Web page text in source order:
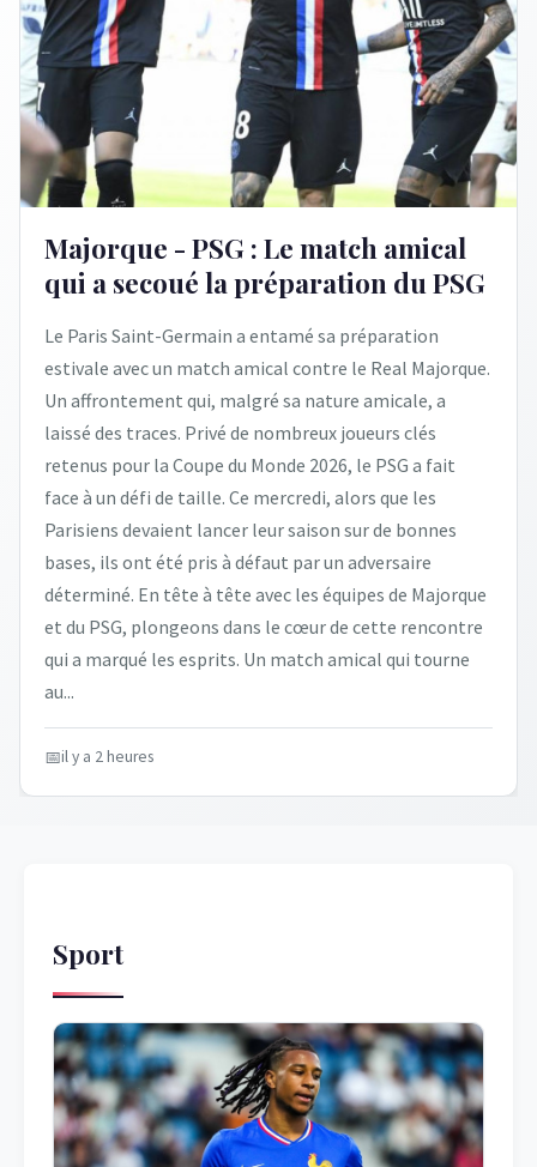
Majorque - PSG : Le match amical
qui a secoué la préparation du PSG
Le Paris Saint-Germain a entamé sa préparation
estivale avec un match amical contre le Real Majorque.
Un affrontement qui, malgré sa nature amicale, a
laissé des traces. Privé de nombreux joueurs clés
retenus pour la Coupe du Monde 2026, le PSG a fait
face à un défi de taille. Ce mercredi, alors que les
Parisiens devaient lancer leur saison sur de bonnes
bases, ils ont été pris à défaut par un adversaire
déterminé. En tête à tête avec les équipes de Majorque
et du PSG, plongeons dans le cœur de cette rencontre
qui a marqué les esprits. Un match amical qui tourne
au...
il y a 2 heures
Sport